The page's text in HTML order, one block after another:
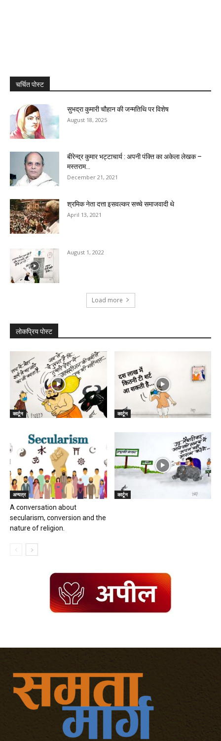
चर्चित पोस्ट
सुभद्रा कुमारी चौहान की जन्मतिथि पर विशेष
August 18, 2025
बीरेन्द्र कुमार भट्टाचार्य : अपनी पंक्ति का अकेला लेखक –
मस्तराम...
December 21, 2021
श्रमिक नेता दत्ता इसवल्कर सच्चे समाजवादी थे
April 13, 2021
August 1, 2022
Load more
लोकप्रिय पोस्ट
कार्टून कार्टून
अन्यत्र
A conversation about
secularism, conversion and the
nature of religion.
कार्टून